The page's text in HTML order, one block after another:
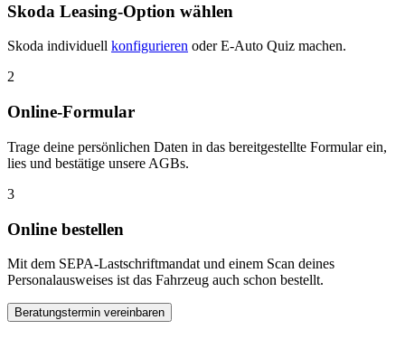
Skoda Leasing-Option wählen
Skoda individuell konfigurieren oder E-Auto Quiz machen.
2
Online-Formular
Trage deine persönlichen Daten in das bereitgestellte Formular ein,
lies und bestätige unsere AGBs.
3
Online bestellen
Mit dem SEPA-Lastschriftmandat und einem Scan deines
Personalausweises ist das Fahrzeug auch schon bestellt.
Beratungstermin vereinbaren